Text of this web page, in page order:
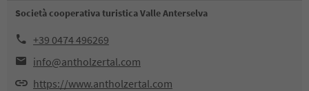
Società cooperativa turistica Valle Anterselva
+39 0474 496269
info@antholzertal.com
https://www.antholzertal.com